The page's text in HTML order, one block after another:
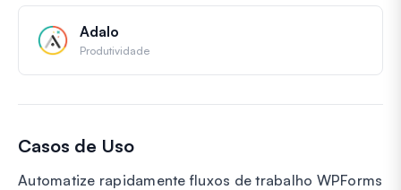
Adalo
Produtividade
Casos de Uso
Automatize rapidamente fluxos de trabalho WPForms